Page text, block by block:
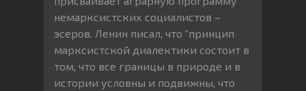
немарксистских социалистов –
эсеров. Ленин писал, что “принцип
марксистской диалектики состоит в
том, что все границы в природе и в
истории условны и подвижны, что